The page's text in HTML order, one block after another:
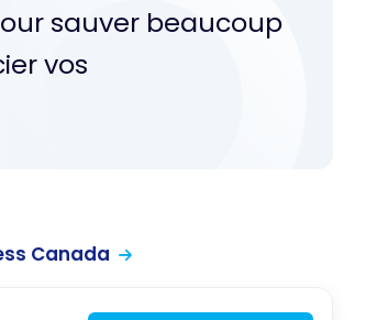
sauver beaucoup
vos
Canada